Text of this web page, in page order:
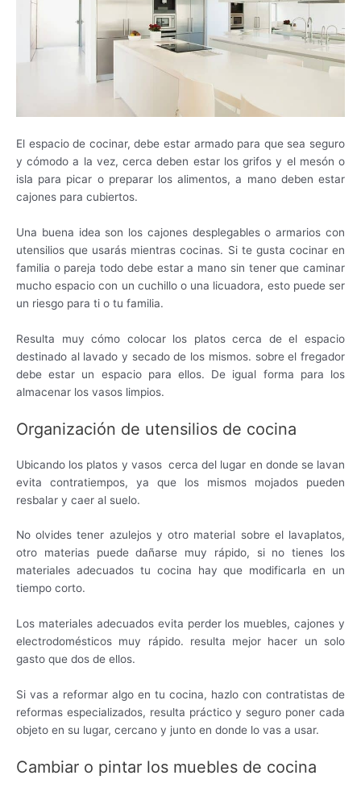
El espacio de cocinar, debe estar armado para que sea seguro
y cómodo a la vez, cerca deben estar los grifos y el mesón o
isla para picar o preparar los alimentos, a mano deben estar
cajones para cubiertos.
Una buena idea son los cajones desplegables o armarios con
utensilios que usarás mientras cocinas. Si te gusta cocinar en
familia o pareja todo debe estar a mano sin tener que caminar
mucho espacio con un cuchillo o una licuadora, esto puede ser
un riesgo para ti o tu familia.
Resulta muy cómo colocar los platos cerca de el espacio
destinado al lavado y secado de los mismos. sobre el fregador
debe estar un espacio para ellos. De igual forma para los
almacenar los vasos limpios.
Organización de utensilios de cocina
Ubicando los platos y vasos cerca del lugar en donde se lavan
evita contratiempos, ya que los mismos mojados pueden
resbalar y caer al suelo.
No olvides tener azulejos y otro material sobre el lavaplatos,
otro materias puede dañarse muy rápido, si no tienes los
materiales adecuados tu cocina hay que modificarla en un
tiempo corto.
Los materiales adecuados evita perder los muebles, cajones y
electrodomésticos muy rápido. resulta mejor hacer un solo
gasto que dos de ellos.
Si vas a reformar algo en tu cocina, hazlo con contratistas de
reformas especializados, resulta práctico y seguro poner cada
objeto en su lugar, cercano y junto en donde lo vas a usar.
Cambiar o pintar los muebles de cocina